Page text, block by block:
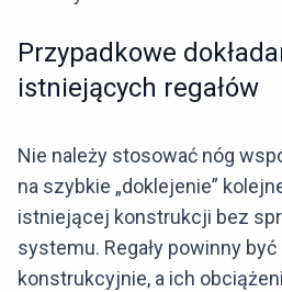
Przypadkowe
istniejących regałów
Nie należy stosować nóg
na szybkie „doklejenie”
istniejącej konstrukcji bez
systemu. Regały powinny
konstrukcyjnie, a ich